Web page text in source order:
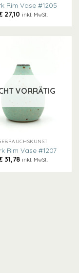
Rim Vase #1205
27,10 inkl. MwSt.
VORRÄTIG
Rim Vase #1207
31,78 inkl. MwSt.